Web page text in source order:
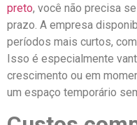
preto, você não precisa
prazo. A empresa
períodos mais curtos,
Isso é especialmente
crescimento ou em
um espaço temporário